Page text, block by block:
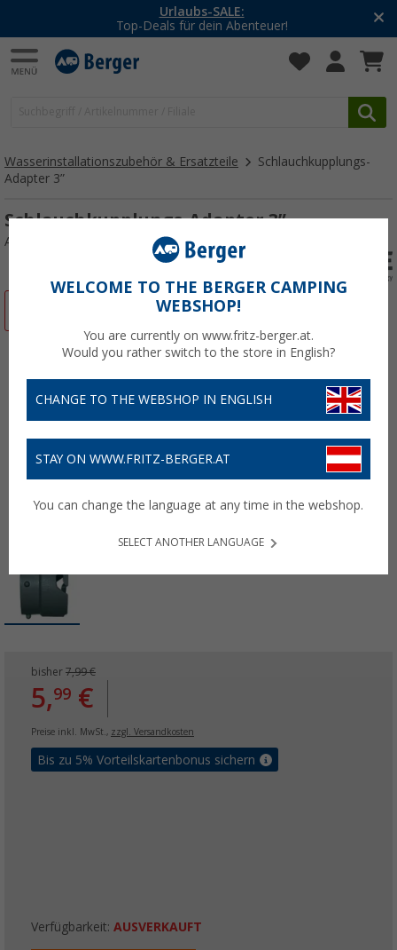
Urlaubs-SALE:
Top-Deals für dein Abenteuer!
Wasserinstallationszubehör & Ersatzteile
Schlauchkupplungs-
Adapter 3”
Schlauchkupplungs-Adapter 3”
Art.-Nr.: 165480
bisher 7,99 €
5,99 €
Preise inkl. MwSt., zzgl. Versandkosten
Bis zu 5% Vorteilskartenbonus sichern
Verfügbarkeit: AUSVERKAUFT
WELCOME TO THE BERGER CAMPING
WEBSHOP!
You are currently on www.fritz-berger.at.
Would you rather switch to the store in English?
CHANGE TO THE WEBSHOP IN ENGLISH
STAY ON WWW.FRITZ-BERGER.AT
You can change the language at any time in the webshop.
SELECT ANOTHER LANGUAGE